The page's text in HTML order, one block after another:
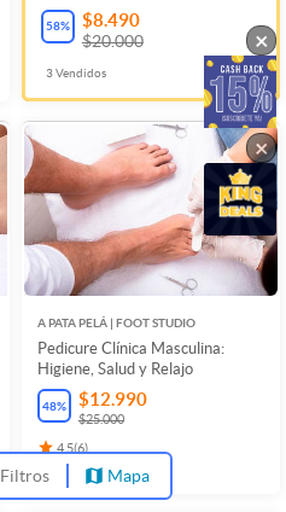
58% $8.490
$20.000
3Vendidos
A PATA PELÁ | FOOT STUDIO
Pedicure Clínica Masculina:
Higiene, Salud y Relajo
48% $12.990
$25.000
4.5(6)
Vendidos
Filtros Mapa
×
×